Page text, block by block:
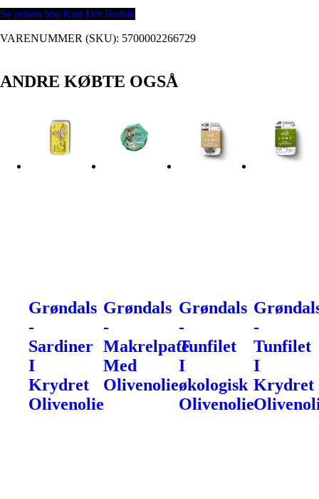
Se prisen hos Kun Det Bedste
VARENUMMER (SKU): 5700002266729
ANDRE KØBTE OGSÅ
Grøndals
-
Sardiner
I
Krydret
Olivenolie
Grøndals
-
Makrelpaté
Med
Olivenolie
Grøndals
-
Tunfilet
I
økologisk
Olivenolie
-
Tunfilet
I
Krydret